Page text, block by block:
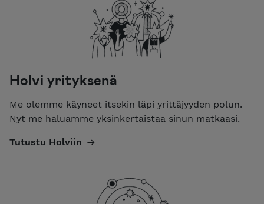
Holvi yrityksenä
Me olemme käyneet itsekin läpi yrittäjyyden polun.
Nyt me haluamme yksinkertaistaa sinun matkaasi.
Tutustu Holviin